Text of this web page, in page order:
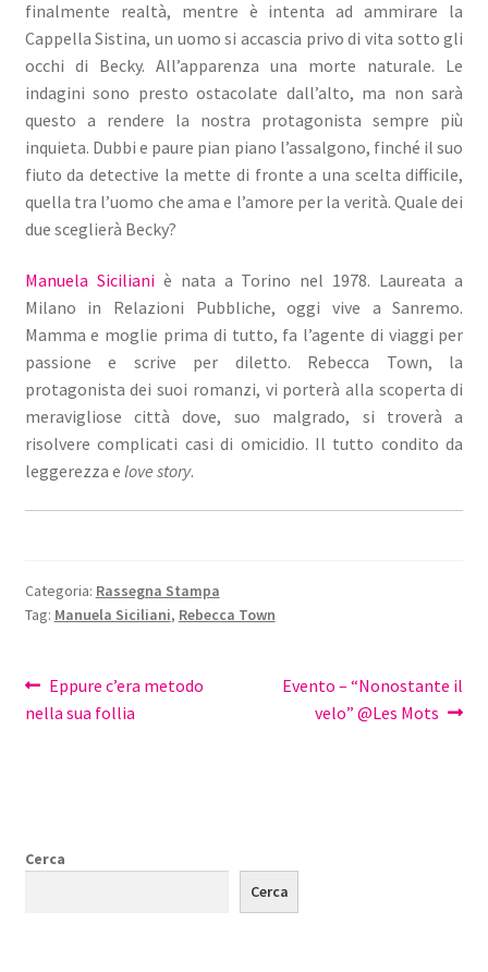
finalmente realtà, mentre è intenta ad ammirare la
Cappella Sistina, un uomo si accascia privo di vita sotto gli
occhi di Becky. All’apparenza una morte naturale. Le
indagini sono presto ostacolate dall’alto, ma non sarà
questo a rendere la nostra protagonista sempre più
inquieta. Dubbi e paure pian piano l’assalgono, finché il suo
fiuto da detective la mette di fronte a una scelta difficile,
quella tra l’uomo che ama e l’amore per la verità. Quale dei
due sceglierà Becky?
Manuela Sicilianiè nata a Torino nel 1978. Laureata a
Milano in Relazioni Pubbliche, oggi vive a Sanremo.
Mamma e moglie prima di tutto, fa l’agente di viaggi per
passione e scrive per diletto. Rebecca Town, la
protagonista dei suoi romanzi, vi porterà alla scoperta di
meravigliose città dove, suo malgrado, si troverà a
risolvere complicati casi di omicidio. Il tutto condito da
leggerezza e love story.
Categoria: Rassegna Stampa
Tag: Manuela Siciliani, Rebecca Town
Navigazione
articoli
Articolo
precedente:
Eppure c’era metodo
nella sua follia
Articolo
successivo:
Evento – “Nonostante il
velo” @Les Mots
Cerca
Cerca